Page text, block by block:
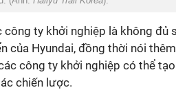
ty khởi nghiệp là không đủ
của Hyundai, đồng thời nói thêm
công ty khởi nghiệp có thể
chiến lược.